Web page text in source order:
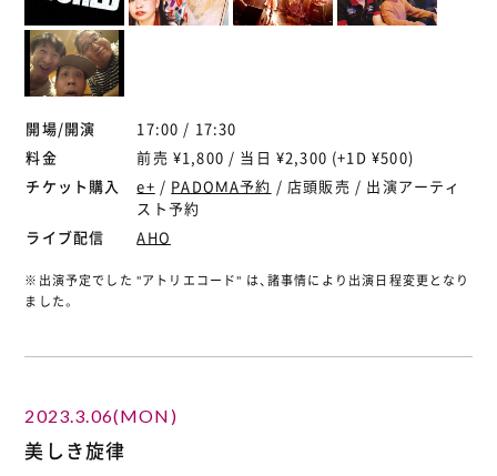
開場/開演
17:00 / 17:30
料金
前売 ¥1,800 / 当日 ¥2,300 (+1D ¥500)
チケット購入
e+ / PADOMA予約 / 店頭販売 / 出演アーティ
スト予約
ライブ配信
AHO
※出演予定でした "アトリエコード" は、諸事情により出演日程変更となり
ました。
2023.3.06(MON)
美しき旋律